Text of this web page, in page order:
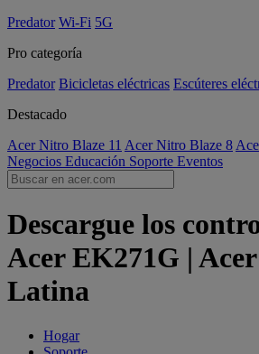
Predator Wi-Fi 5G
Pro categoría
Predator Bicicletas eléctricas Escúteres
Destacado
Acer Nitro Blaze 11 Acer Nitro Blaze 8
Negocios Educación Soporte Eventos
Descargue los
Acer EK271G |
Latina
Hogar